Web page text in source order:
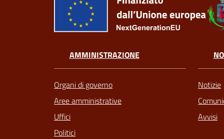
AMMINISTRAZIONE
Organi di governo
Aree amministrative
Uffici
Politici
Notizie
Avvisi